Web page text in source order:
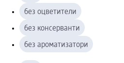
без оцветители
без консерванти
без ароматизатори